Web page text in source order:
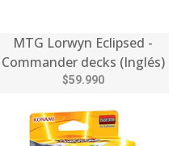
MTG Lorwyn Eclipsed -
Commander decks (Inglés)
$59.990